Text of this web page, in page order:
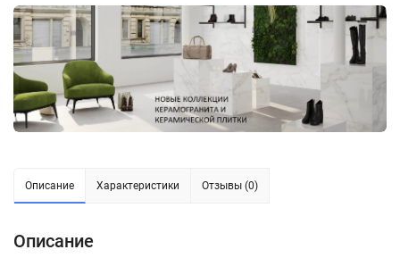
Описание Характеристики Отзывы (0)
Описание